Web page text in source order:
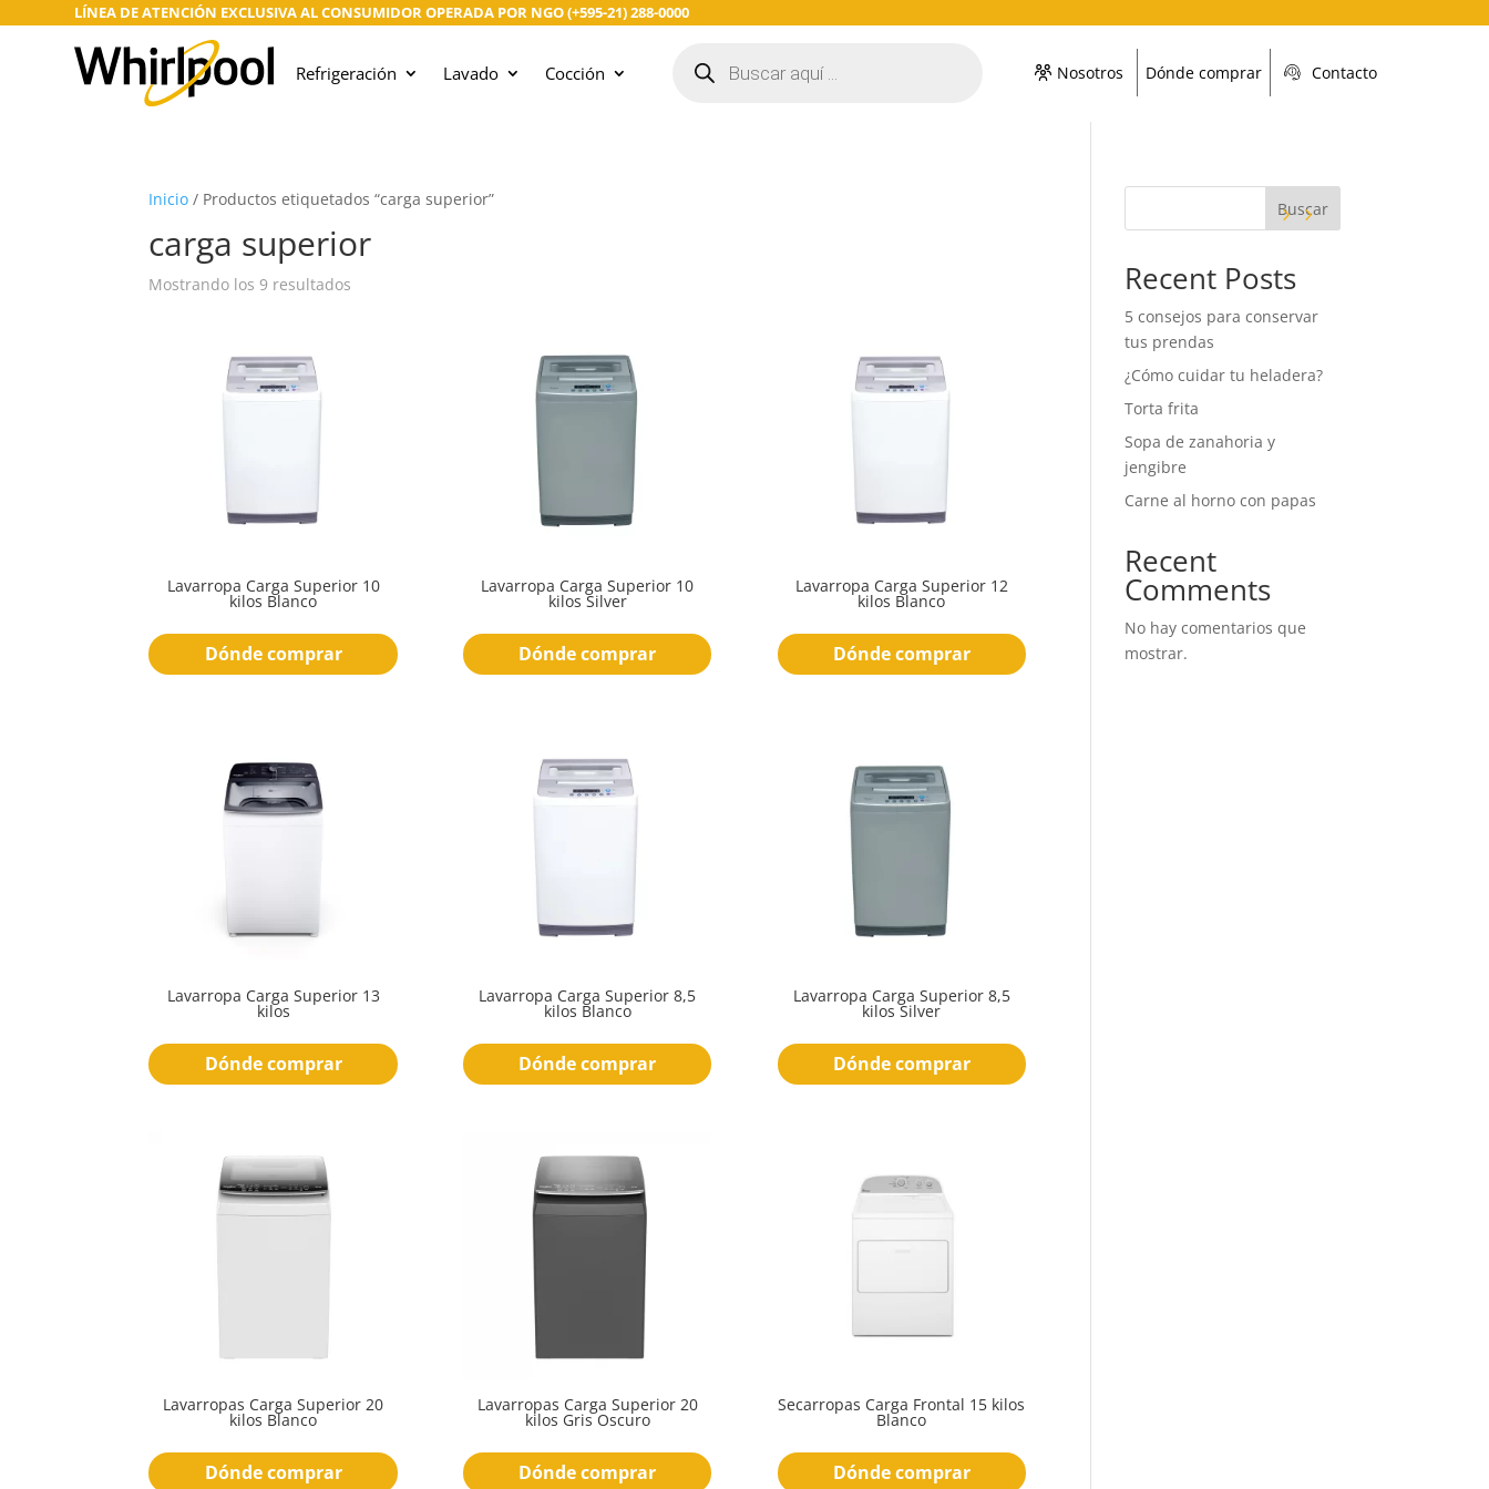
LÍNEA DE ATENCIÓN EXCLUSIVA AL CONSUMIDOR OPERADA POR NGO (+595-21) 288-0000
Refrigeración Lavado Cocción productos Nosotros Dónde comprar Contacto
Inicio / Productos etiquetados “carga superior”
carga superior
Mostrando los 9 resultados
Lavarropa Carga Superior 10
kilos Blanco
Dónde comprar
Lavarropa Carga Superior 10
kilos Silver
Dónde comprar
Lavarropa Carga Superior 12
kilos Blanco
Dónde comprar
Lavarropa Carga Superior 13
kilos
Dónde comprar
Lavarropa Carga Superior 8,5
kilos Blanco
Dónde comprar
Lavarropa Carga Superior 8,5
kilos Silver
Dónde comprar
Lavarropas Carga Superior 20
kilos Blanco
Dónde comprar
Lavarropas Carga Superior 20
kilos Gris Oscuro
Dónde comprar
Secarropas Carga Frontal 15 kilos
Blanco
Dónde comprar
Buscar
Recent Posts
5 consejos para conservar
tus prendas
¿Cómo cuidar tu heladera?
Torta frita
Sopa de zanahoria y
jengibre
Carne al horno con papas
Recent
Comments
No hay comentarios que
mostrar.